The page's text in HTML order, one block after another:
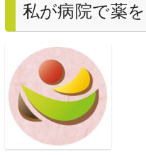
私が病院で薬